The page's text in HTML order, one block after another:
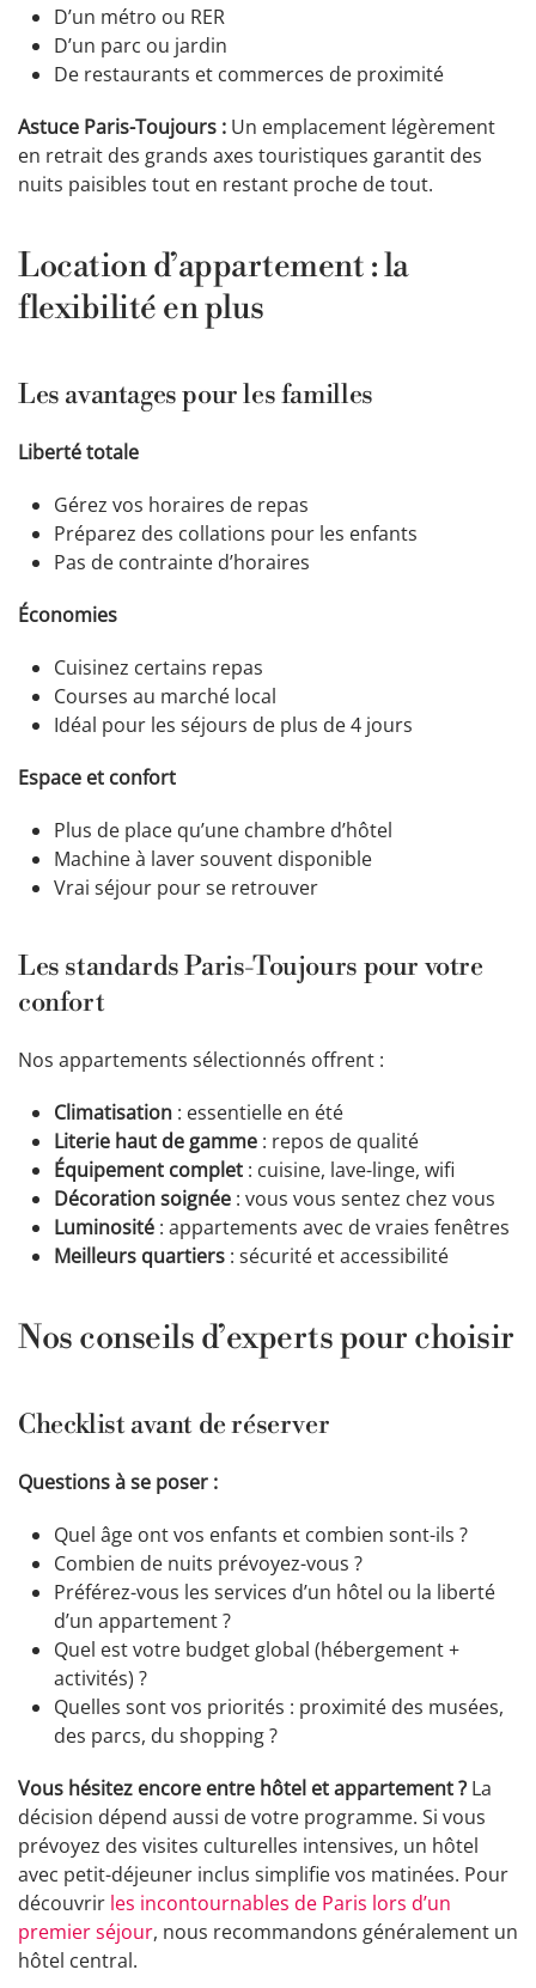
D’un métro ou RER
D’un parc ou jardin
De restaurants et commerces de proximité
Astuce Paris-Toujours : Un emplacement légèrement
en retrait des grands axes touristiques garantit des
nuits paisibles tout en restant proche de tout.
Location d’appartement : la
flexibilité en plus
Les avantages pour les familles
Liberté totale
Gérez vos horaires de repas
Préparez des collations pour les enfants
Pas de contrainte d’horaires
Économies
Cuisinez certains repas
Courses au marché local
Idéal pour les séjours de plus de 4 jours
Espace et confort
Plus de place qu’une chambre d’hôtel
Machine à laver souvent disponible
Vrai séjour pour se retrouver
Les standards Paris-Toujours pour votre
confort
Nos appartements sélectionnés offrent :
Climatisation : essentielle en été
Literie haut de gamme : repos de qualité
Équipement complet : cuisine, lave-linge, wifi
Décoration soignée : vous vous sentez chez vous
Luminosité : appartements avec de vraies fenêtres
Meilleurs quartiers : sécurité et accessibilité
Nos conseils d’experts pour choisir
Checklist avant de réserver
Questions à se poser :
Quel âge ont vos enfants et combien sont-ils ?
Combien de nuits prévoyez-vous ?
Préférez-vous les services d’un hôtel ou la liberté
d’un appartement ?
Quel est votre budget global (hébergement +
activités) ?
Quelles sont vos priorités : proximité des musées,
des parcs, du shopping ?
Vous hésitez encore entre hôtel et appartement ? La
décision dépend aussi de votre programme. Si vous
prévoyez des visites culturelles intensives, un hôtel
avec petit-déjeuner inclus simplifie vos matinées. Pour
découvrir les incontournables de Paris lors d’un
premier séjour, nous recommandons généralement un
hôtel central.